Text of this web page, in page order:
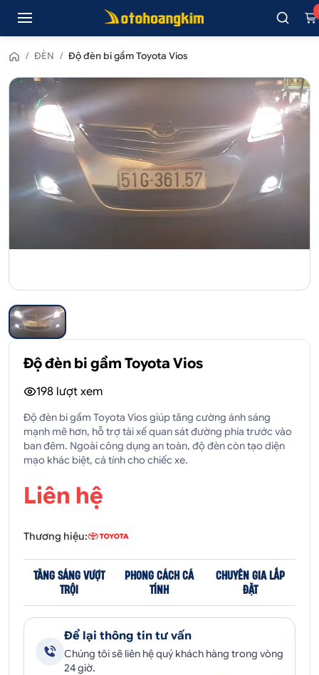
/ ĐÈN / Độ đèn bi gầm Toyota Vios
Độ đèn bi gầm Toyota Vios
198 lượt xem
Độ đèn bi gầm Toyota Vios giúp tăng cường ánh sáng
mạnh mẽ hơn, hỗ trợ tài xế quan sát đường phía trước vào
ban đêm. Ngoài công dụng an toàn, độ đèn còn tạo diện
mạo khác biệt, cá tính cho chiếc xe.
Liên hệ
Thương hiệu:
TĂNG SÁNG VƯỢT
TRỘI
PHONG CÁCH CÁ
TÍNH
CHUYÊN GIA LẮP
ĐẶT
Để lại thông tin tư vấn
Chúng tôi sẽ liên hệ quý khách hàng trong vòng
24 giờ.